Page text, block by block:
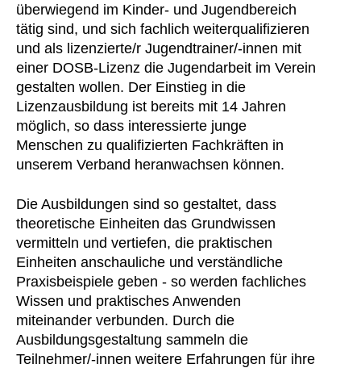
überwiegend im Kinder- und Jugendbereich
tätig sind, und sich fachlich weiterqualifizieren
und als lizenzierte/r Jugendtrainer/-innen mit
einer DOSB-Lizenz die Jugendarbeit im Verein
gestalten wollen. Der Einstieg in die
Lizenzausbildung ist bereits mit 14 Jahren
möglich, so dass interessierte junge
Menschen zu qualifizierten Fachkräften in
unserem Verband heranwachsen können.
Die Ausbildungen sind so gestaltet, dass
theoretische Einheiten das Grundwissen
vermitteln und vertiefen, die praktischen
Einheiten anschauliche und verständliche
Praxisbeispiele geben - so werden fachliches
Wissen und praktisches Anwenden
miteinander verbunden. Durch die
Ausbildungsgestaltung sammeln die
Teilnehmer/-innen weitere Erfahrungen für ihre